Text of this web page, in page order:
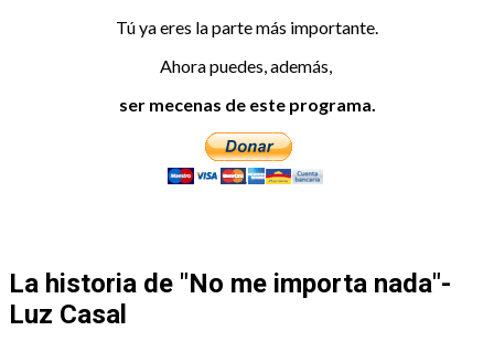
Tú ya eres la parte más importante.
Ahora puedes, además,
ser mecenas de este programa.
La historia de "No me importa nada"-
Luz Casal